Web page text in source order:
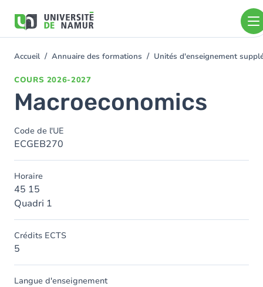
contenu
You
Accueil Annuaire des formations Unités d'enseignement
COURS 2026-2027
Macroeconomics
Code de l'UE
ECGEB270
Horaire
45 15
Quadri 1
Crédits ECTS
5
Langue d'enseignement